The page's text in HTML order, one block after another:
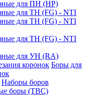
для ПН (HP)
для ТН (FG) - NTI
для ТН (FG) - NTI
для ТН (FG) - NTI
для УН (RA)
Боры для
Наборы боров